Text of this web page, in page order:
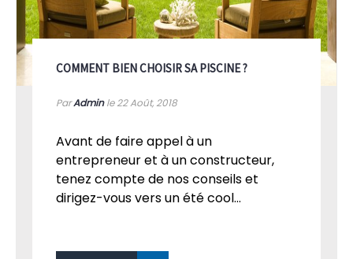
COMMENT BIEN CHOISIR SA PISCINE ?
ParAdminle 22Août, 2018
Avant de faire appel à un
entrepreneur et à un constructeur,
tenez compte de nos conseils et
dirigez-vous vers un été cool...